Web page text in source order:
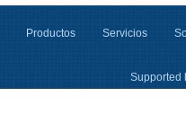
Productos Servicios
Supported